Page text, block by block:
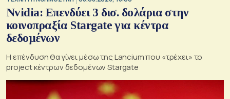
Nvidia: Επενδύει 3 δισ. δολάρια στην
κοινοπραξία Stargate για κέντρα
δεδομένων
Η επένδυση θα γίνει μέσω της Lancium που «τρέχει» το
project κέντρων δεδομένων Stargate